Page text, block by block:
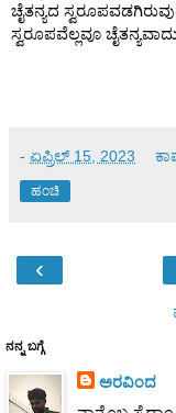
ಚೈತನ್ಯದ
ಸ್ವರೂಪವೆಲ್ಲವೂ
- ಏಪ್ರಿಲ್ 15, 2023
ಹಂಚಿ
‹
ನನ್ನ ಬಗ್ಗೆ
ಅರವಿಂದ